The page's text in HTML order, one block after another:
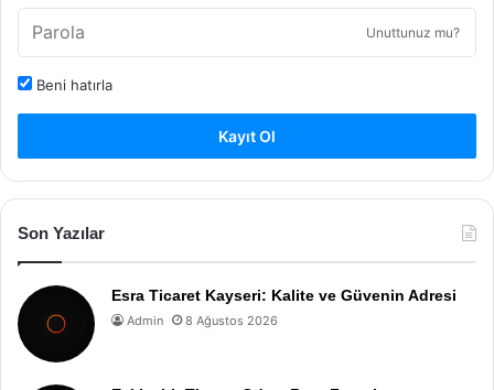
Unuttunuz mu?
Beni hatırla
Kayıt Ol
Son Yazılar
Esra Ticaret Kayseri: Kalite ve Güvenin Adresi
Admin 8 Ağustos 2026